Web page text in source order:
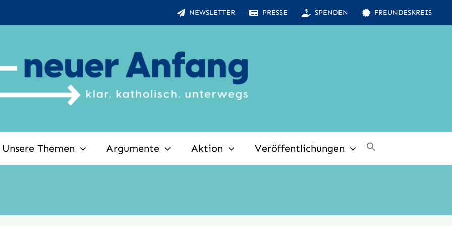
NEWSLETTER PRESSE SPENDEN FREUNDESKREIS
Unsere Themen Argumente Aktion Veröffentlichungen